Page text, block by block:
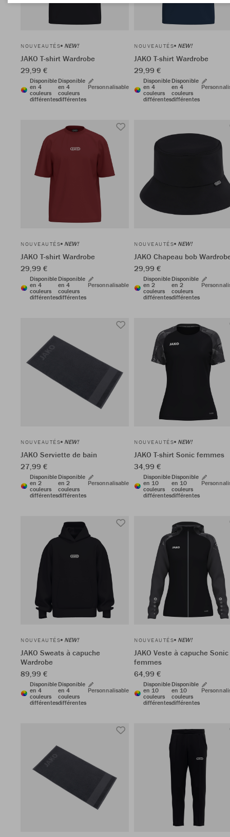
NOUVEAUTÉS NEW!
JAKO T-shirt Wardrobe
29,99 €
Disponible
en 4
couleurs
différentes
Disponible
en 4
couleurs
différentes
Personnalisable
NOUVEAUTÉS NEW!
JAKO T-shirt Wardrobe
29,99 €
Disponible
en 4
couleurs
différentes
Disponible
en 4
couleurs
différentes
NOUVEAUTÉS NEW!
JAKO T-shirt Wardrobe
29,99 €
Disponible
en 4
couleurs
différentes
Disponible
en 4
couleurs
différentes
Personnalisable
NOUVEAUTÉS NEW!
JAKO Chapeau bob
29,99 €
Disponible
en 2
couleurs
différentes
Disponible
en 2
couleurs
différentes
NOUVEAUTÉS NEW!
JAKO Serviette de bain
27,99 €
Disponible
en 2
couleurs
différentes
Disponible
en 2
couleurs
différentes
Personnalisable
NOUVEAUTÉS NEW!
JAKO T-shirt Sonic femmes
34,99 €
Disponible
en 10
couleurs
différentes
Disponible
en 10
couleurs
différentes
NOUVEAUTÉS NEW!
JAKO Sweats à capuche
Wardrobe
89,99 €
Disponible
en 4
couleurs
différentes
Disponible
en 4
couleurs
différentes
Personnalisable
NOUVEAUTÉS NEW!
JAKO Veste à capuche Sonic
femmes
64,99 €
Disponible
en 10
couleurs
différentes
Disponible
en 10
couleurs
différentes